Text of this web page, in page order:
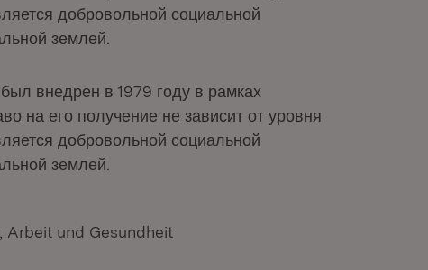
добровольной социальной
землей.
внедрен в 1979 году в рамках
на его получение не зависит от уровня
добровольной социальной
землей.
Arbeit und Gesundheit